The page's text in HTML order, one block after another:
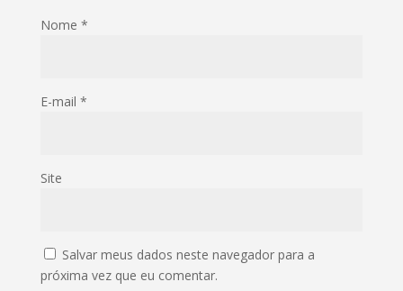
Nome *
E-mail *
Site
Salvar meus dados neste navegador para a
próxima vez que eu comentar.